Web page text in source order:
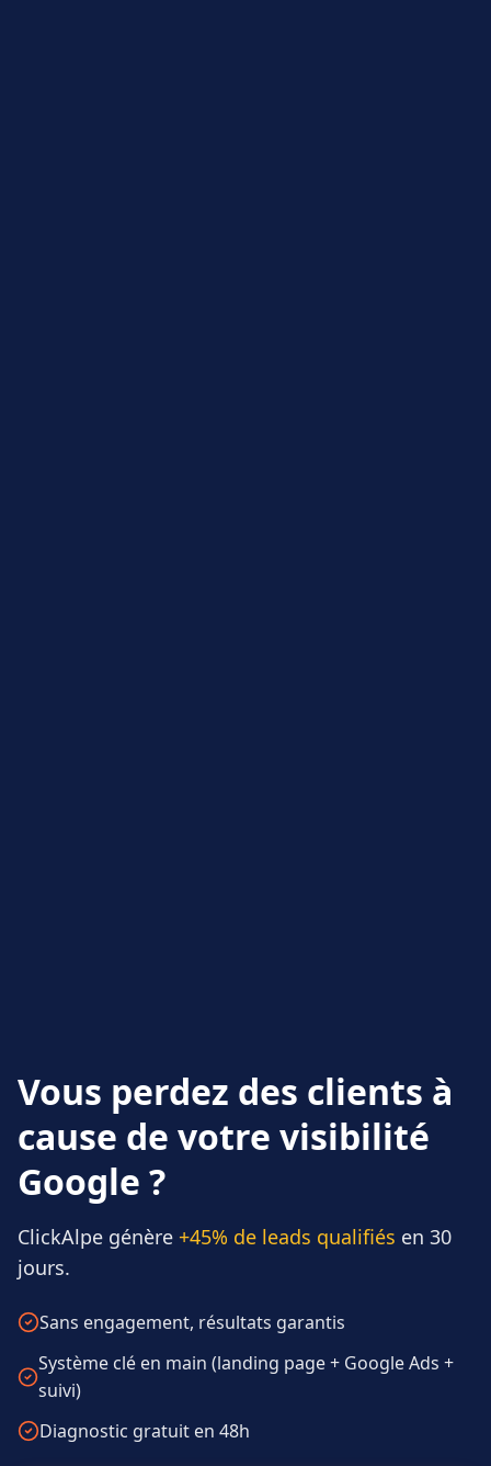
Vous perdez des clients à
cause de votre visibilité
Google ?
ClickAlpe génère +45% de leads qualifiés en 30
jours.
Sans engagement, résultats garantis
Système clé en main (landing page + Google Ads +
suivi)
Diagnostic gratuit en 48h